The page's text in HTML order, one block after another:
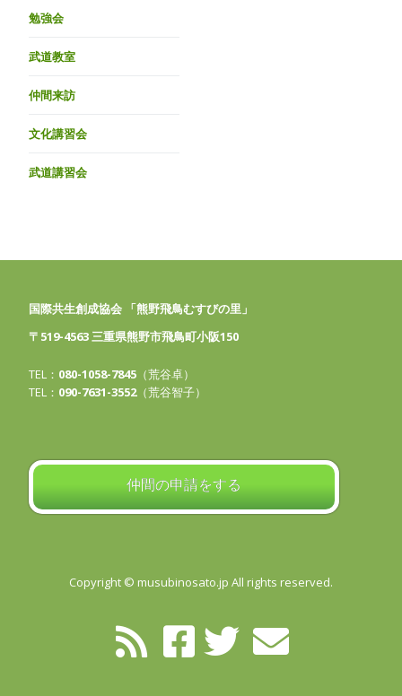
勉強会
武道教室
仲間来訪
文化講習会
武道講習会
国際共生創成協会 「熊野飛鳥むすびの里」
〒519-4563 三重県熊野市飛鳥町小阪150
TEL： 080-1058-7845 （荒谷卓）
TEL： 090-7631-3552（荒谷智子）
仲間の申請をする
Copyright © musubinosato.jp All rights reserved.